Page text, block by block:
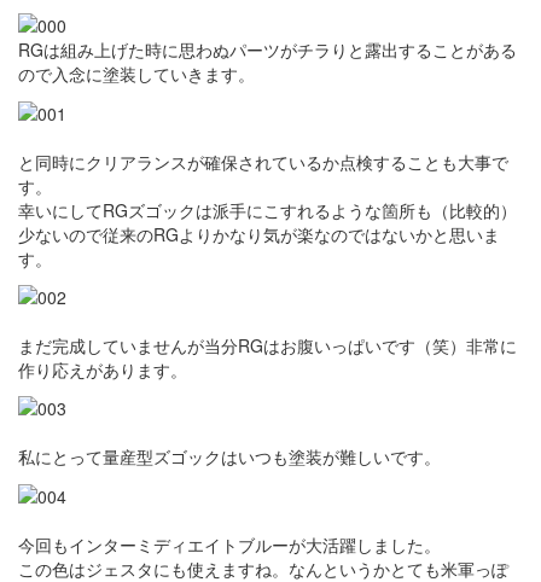
RGは組み上げた時に思わぬパーツがチラりと露出することがある
ので入念に塗装していきます。
と同時にクリアランスが確保されているか点検することも大事で
す。
幸いにしてRGズゴックは派手にこすれるような箇所も（比較的）
少ないので従来のRGよりかなり気が楽なのではないかと思いま
す。
まだ完成していませんが当分RGはお腹いっぱいです（笑）非常に
作り応えがあります。
私にとって量産型ズゴックはいつも塗装が難しいです。
今回もインターミディエイトブルーが大活躍しました。
この色はジェスタにも使えますね。なんというかとても米軍っぽ